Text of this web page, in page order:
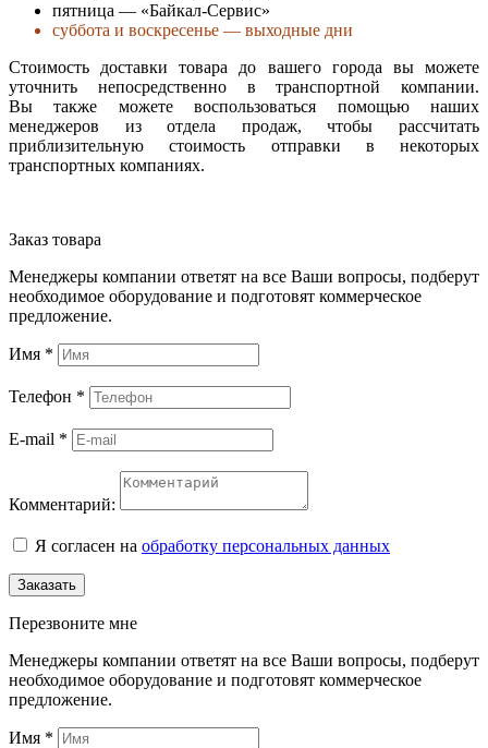
пятница — «Байкал-Сервис»
суббота и воскресенье — выходные дни
Стоимость доставки товара до вашего города вы можете
уточнить непосредственно в транспортной компании.
Вы также можете воспользоваться помощью наших
менеджеров из отдела продаж, чтобы рассчитать
приблизительную стоимость отправки в некоторых
транспортных компаниях.
Заказ товара
Менеджеры компании ответят на все Ваши вопросы, подберут
необходимое оборудование и подготовят коммерческое
предложение.
Имя *
Телефон *
E-mail *
Комментарий:
Я согласен на обработку персональных данных
Заказать
Перезвоните мне
Менеджеры компании ответят на все Ваши вопросы, подберут
необходимое оборудование и подготовят коммерческое
предложение.
Имя *